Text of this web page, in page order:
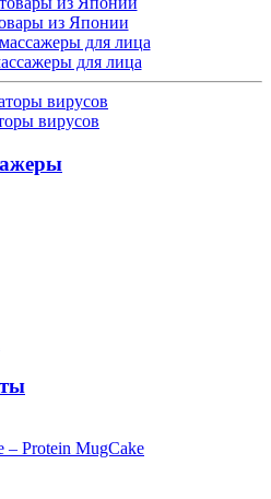
из Японии
для лица
вирусов
Protein MugCake